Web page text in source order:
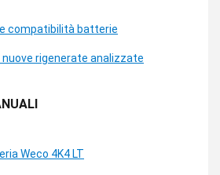
compatibilità batterie
nuove rigenerate analizzate
Weco 4K4 LT